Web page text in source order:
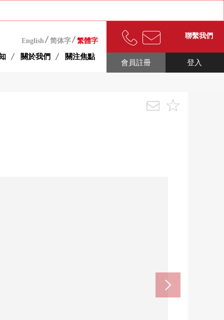
English 简体字 繁體字
關於我們 關注焦點
聯繫我們
登入
會員註冊